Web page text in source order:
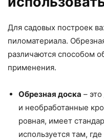
Для садовых построек
пиломатериала.
различаются способом
применения.
Обрезная доска –
и необработанные
ровная, имеет
используется там,